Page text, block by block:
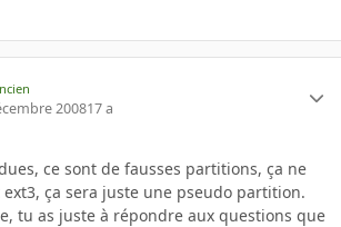
200817 a
ce sont de fausses partitions, ça ne
ça sera juste une pseudo partition.
tu as juste à répondre aux questions que